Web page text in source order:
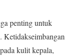
penting untuk
Ketidakseimbangan
kulit kepala,